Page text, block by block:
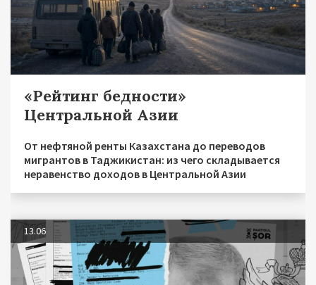
«Рейтинг бедности»
Центральной Азии
От нефтяной ренты Казахстана до переводов
мигрантов в Таджикистан: из чего складывается
неравенство доходов в Центральной Азии
13.06